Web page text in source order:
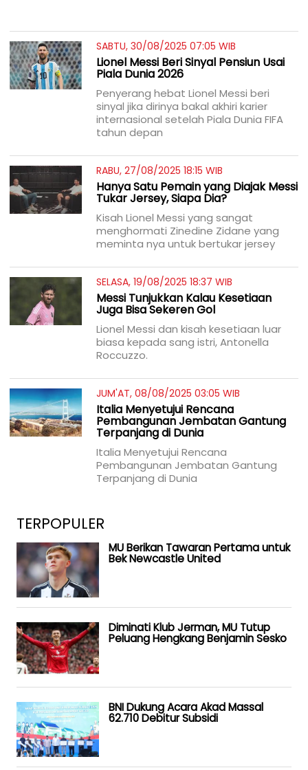
SABTU, 30/08/2025 07:05 WIB
Lionel Messi Beri Sinyal Pensiun Usai
Piala Dunia 2026
Penyerang hebat Lionel Messi beri
sinyal jika dirinya bakal akhiri karier
internasional setelah Piala Dunia FIFA
tahun depan
RABU, 27/08/2025 18:15 WIB
Hanya Satu Pemain yang Diajak Messi
Tukar Jersey, Siapa Dia?
Kisah Lionel Messi yang sangat
menghormati Zinedine Zidane yang
meminta nya untuk bertukar jersey
SELASA, 19/08/2025 18:37 WIB
Messi Tunjukkan Kalau Kesetiaan
Juga Bisa Sekeren Gol
Lionel Messi dan kisah kesetiaan luar
biasa kepada sang istri, Antonella
Roccuzzo.
JUM'AT, 08/08/2025 03:05 WIB
Italia Menyetujui Rencana
Pembangunan Jembatan Gantung
Terpanjang di Dunia
Italia Menyetujui Rencana
Pembangunan Jembatan Gantung
Terpanjang di Dunia
TERPOPULER
MU Berikan Tawaran Pertama untuk
Bek Newcastle United
Diminati Klub Jerman, MU Tutup
Peluang Hengkang Benjamin Sesko
BNI Dukung Acara Akad Massal
62.710 Debitur Subsidi